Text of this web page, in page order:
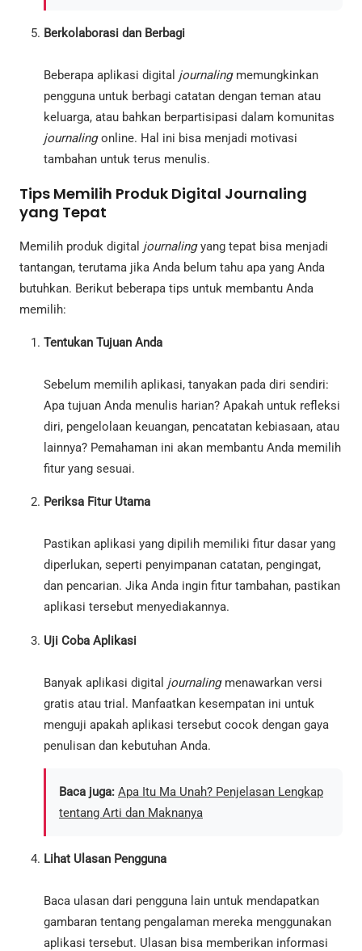
Berkolaborasi dan Berbagi
Beberapa aplikasi digital journalingmemungkinkan
pengguna untuk berbagi catatan dengan teman atau
keluarga, atau bahkan berpartisipasi dalam komunitas
journalingonline. Hal ini bisa menjadi motivasi
tambahan untuk terus menulis.
Tips Memilih Produk Digital Journaling
yang Tepat
Memilih produk digital journalingyang tepat bisa menjadi
tantangan, terutama jika Anda belum tahu apa yang Anda
butuhkan. Berikut beberapa tips untuk membantu Anda
memilih:
Tentukan Tujuan Anda
Sebelum memilih aplikasi, tanyakan pada diri sendiri:
Apa tujuan Anda menulis harian? Apakah untuk refleksi
diri, pengelolaan keuangan, pencatatan kebiasaan, atau
lainnya? Pemahaman ini akan membantu Anda memilih
fitur yang sesuai.
Periksa Fitur Utama
Pastikan aplikasi yang dipilih memiliki fitur dasar yang
diperlukan, seperti penyimpanan catatan, pengingat,
dan pencarian. Jika Anda ingin fitur tambahan, pastikan
aplikasi tersebut menyediakannya.
Uji Coba Aplikasi
Banyak aplikasi digital journalingmenawarkan versi
gratis atau trial. Manfaatkan kesempatan ini untuk
menguji apakah aplikasi tersebut cocok dengan gaya
penulisan dan kebutuhan Anda.
Baca juga: Apa Itu Ma Unah? Penjelasan Lengkap
tentang Arti dan Maknanya
Lihat Ulasan Pengguna
Baca ulasan dari pengguna lain untuk mendapatkan
gambaran tentang pengalaman mereka menggunakan
aplikasi tersebut. Ulasan bisa memberikan informasi